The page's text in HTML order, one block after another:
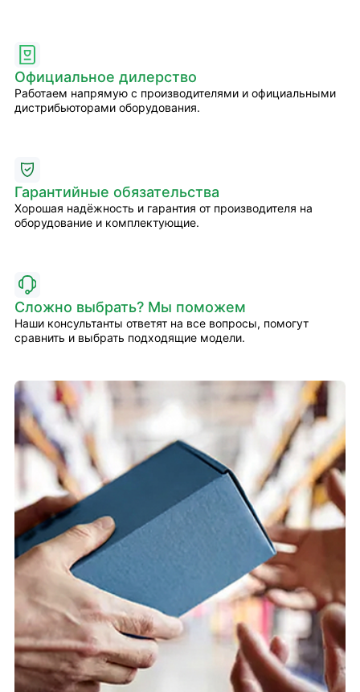
Официальное дилерство
Работаем напрямую с производителями и официальными
дистрибьюторами оборудования.
Гарантийные обязательства
Хорошая надёжность и гарантия от производителя на
оборудование и комплектующие.
Сложно выбрать? Мы поможем
Наши консультанты ответят на все вопросы, помогут
сравнить и выбрать подходящие модели.